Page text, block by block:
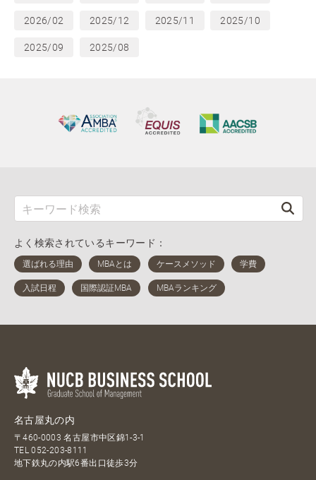
2026/02 2025/12 2025/11 2025/10
2025/09 2025/08
よく検索されているキーワード：
名古屋丸の内
〒460-0003 名古屋市中区錦1-3-1
TEL052-203-8111
地下鉄丸の内駅6番出口徒歩3分